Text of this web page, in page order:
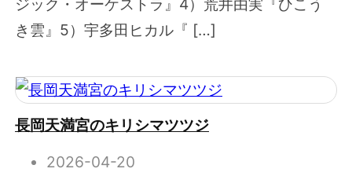
ジック・オーケストラ』4）荒井由実『ひこう
き雲』5）宇多田ヒカル『 […]
長岡天満宮のキリシマツツジ
2026-04-20